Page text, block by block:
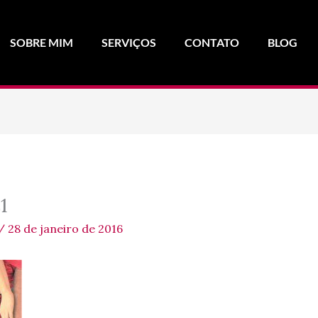
SOBRE MIM SERVIÇOS CONTATO BLOG
/ 28 de janeiro de 2016